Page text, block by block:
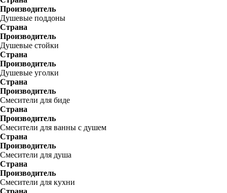
Производитель
Душевые поддоны
Страна
Производитель
Душевые стойки
Страна
Производитель
Душевые уголки
Страна
Производитель
Смесители для биде
Страна
Производитель
Смесители для ванны с душем
Страна
Производитель
Смесители для душа
Страна
Производитель
Смесители для кухни
Страна